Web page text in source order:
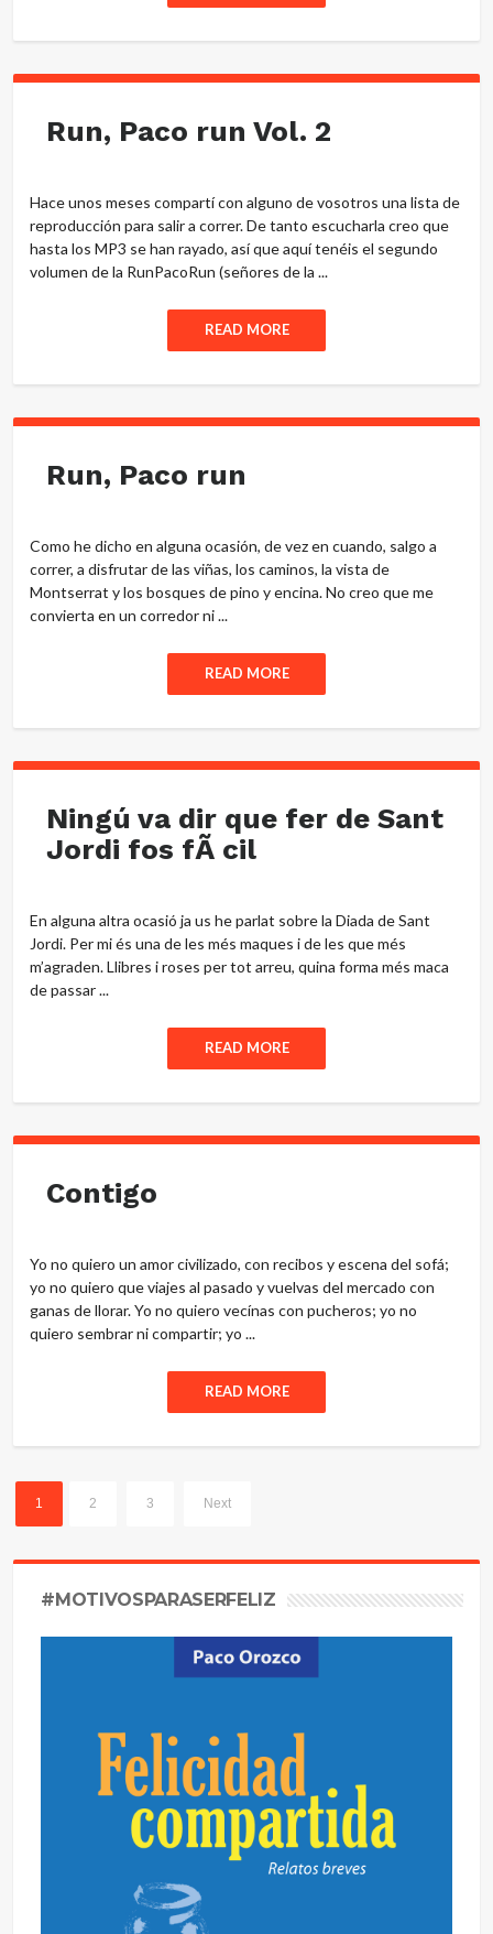
Run, Paco run Vol. 2
Hace unos meses compartí con alguno de vosotros una lista de
reproducción para salir a correr. De tanto escucharla creo que
hasta los MP3 se han rayado, así que aquí tenéis el segundo
volumen de la RunPacoRun (señores de la ...
READ MORE
Run, Paco run
Como he dicho en alguna ocasión, de vez en cuando, salgo a
correr, a disfrutar de las viñas, los caminos, la vista de
Montserrat y los bosques de pino y encina. No creo que me
convierta en un corredor ni ...
READ MORE
Ningú va dir que fer de Sant
Jordi fos fÃ cil
En alguna altra ocasió ja us he parlat sobre la Diada de Sant
Jordi. Per mi és una de les més maques i de les que més
m’agraden. Llibres i roses per tot arreu, quina forma més maca
de passar ...
READ MORE
Contigo
Yo no quiero un amor civilizado, con recibos y escena del sofá;
yo no quiero que viajes al pasado y vuelvas del mercado con
ganas de llorar. Yo no quiero vecínas con pucheros; yo no
quiero sembrar ni compartir; yo ...
READ MORE
1 2 3 Next
#MOTIVOSPARASERFELIZ